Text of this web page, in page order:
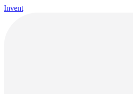
Invent